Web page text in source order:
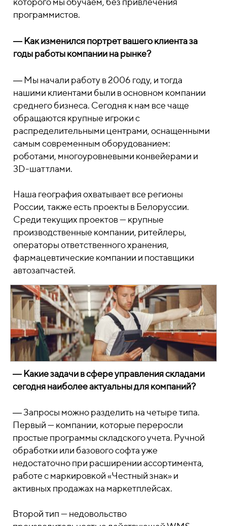
программистов.
― Как изменился портрет вашего клиента за
годы работы компании на рынке?
―Мы начали работу в 2006 году, и тогда
нашими клиентами были в основном компании
среднего бизнеса. Сегодня к нам все чаще
обращаются крупные игроки с
распределительными центрами, оснащенными
самым современным оборудованием:
роботами, многоуровневыми конвейерами и
3D-шаттлами.
Наша география охватывает все регионы
России, также есть проекты в Белоруссии.
Среди текущих проектов — крупные
производственные компании, ритейлеры,
операторы ответственного хранения,
фармацевтические компании и поставщики
автозапчастей.
― Какие задачи в сфере управления складами
сегодня наиболее актуальны для компаний?
―Запросы можно разделить на четыре типа.
Первый — компании, которые переросли
простые программы складского учета. Ручной
обработки или базового софта уже
недостаточно при расширении ассортимента,
работе с маркировкой «Честный знак» и
активных продажах на маркетплейсах.
Второй тип — недовольство